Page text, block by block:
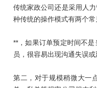
传统家政公司还是采用人
种传统的操作模式有两个常
**，如果订单预定时间不
员，很容易出现沟通失误或
第二，对于规模稍微大一